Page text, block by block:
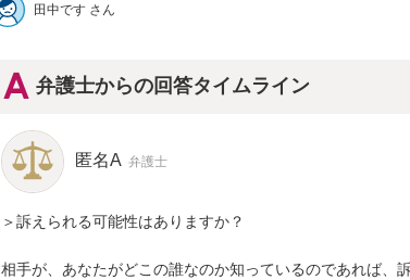
田中です さん
弁護士からの回答タイムライン
匿名A 弁護士
＞訴えられる可能性はありますか？
相手が、あなたがどこの誰なのか知っているのであれば、